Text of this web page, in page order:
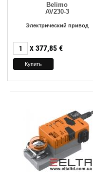
Belimo
AV230-3
Электрический привод
X 377,85 €